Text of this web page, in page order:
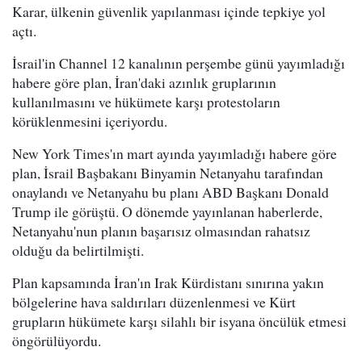
Karar, ülkenin güvenlik yapılanması içinde tepkiye yol
açtı.
İsrail'in Channel 12 kanalının perşembe günü yayımladığı
habere göre plan, İran'daki azınlık gruplarının
kullanılmasını ve hükümete karşı protestoların
körüklenmesini içeriyordu.
New York Times'ın mart ayında yayımladığı habere göre
plan, İsrail Başbakanı Binyamin Netanyahu tarafından
onaylandı ve Netanyahu bu planı ABD Başkanı Donald
Trump ile görüştü. O dönemde yayınlanan haberlerde,
Netanyahu'nun planın başarısız olmasından rahatsız
olduğu da belirtilmişti.
Plan kapsamında İran'ın Irak Kürdistanı sınırına yakın
bölgelerine hava saldırıları düzenlenmesi ve Kürt
grupların hükümete karşı silahlı bir isyana öncülük etmesi
öngörülüyordu.